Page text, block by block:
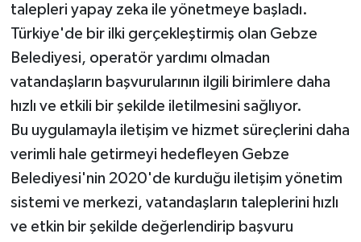
talepleri yapay zeka ile yönetmeye başladı.
Türkiye'de bir ilki gerçekleştirmiş olan Gebze
Belediyesi, operatör yardımı olmadan
vatandaşların başvurularının ilgili birimlere daha
hızlı ve etkili bir şekilde iletilmesini sağlıyor.
Bu uygulamayla iletişim ve hizmet süreçlerini daha
verimli hale getirmeyi hedefleyen Gebze
Belediyesi'nin 2020'de kurduğu iletişim yönetim
sistemi ve merkezi, vatandaşların taleplerini hızlı
ve etkin bir şekilde değerlendirip başvuru